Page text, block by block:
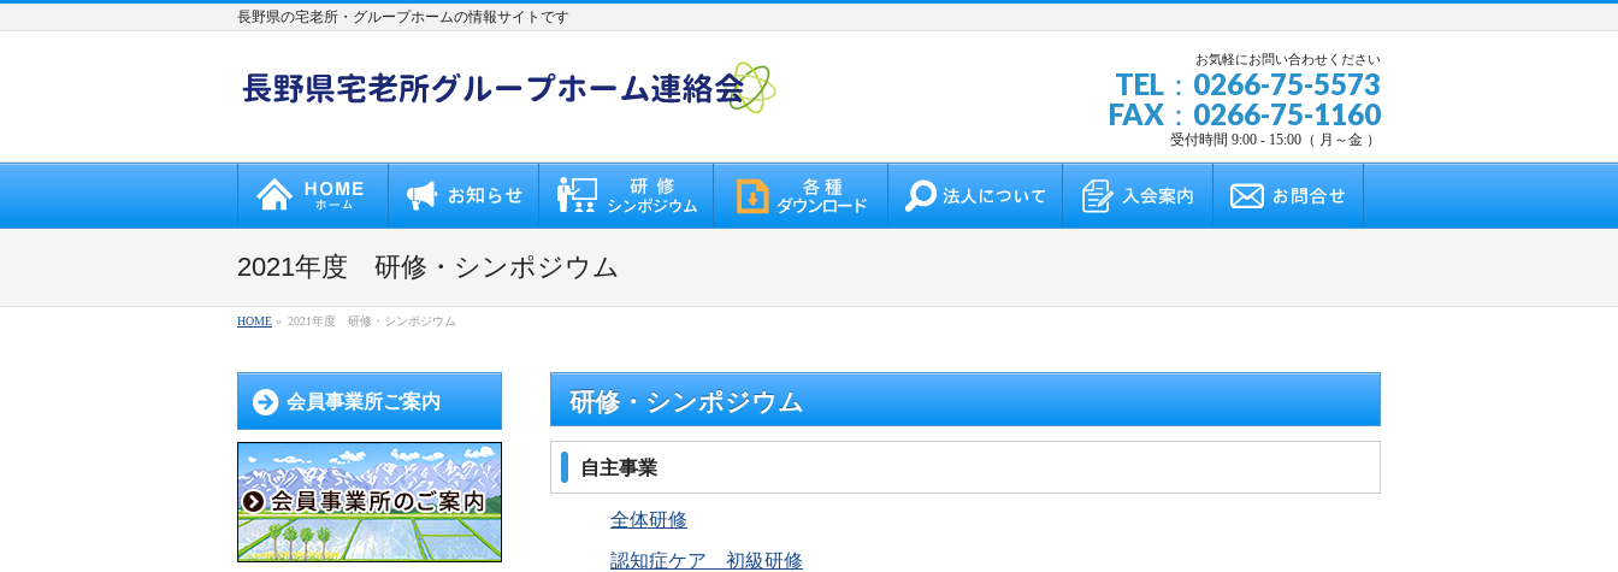
長野県の宅老所・グループホームの情報サイトです
お気軽にお問い合わせください
TEL：0266-75-5573
FAX：0266-75-1160
受付時間 9:00 - 15:00（ 月～金 ）
2021年度 研修・シンポジウム
HOME » 2021年度 研修・シンポジウム
研修・シンポジウム
自主事業
全体研修
認知症ケア 初級研修
会員事業所ご案内